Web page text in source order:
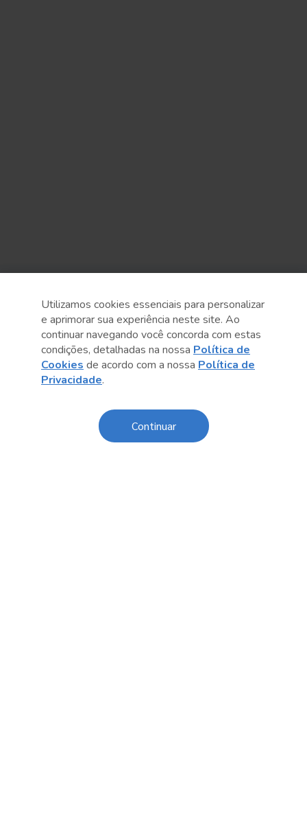
Sobre o Sesc
Central de Relacionamento
Transparência
Código de Conduta e Ética
Política de Privacidade
Utilizamos cookies essenciais para personalizar
e aprimorar sua experiência neste site. Ao
continuar navegando você concorda com estas
condições, detalhadas na nossa Política de
Cookies de acordo com a nossa Política de
Privacidade.
Continuar